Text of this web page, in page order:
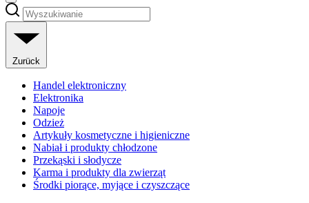
Zurück
Handel elektroniczny
Elektronika
Napoje
Odzież
Artykuły kosmetyczne i higieniczne
Nabiał i produkty chłodzone
Przekąski i słodycze
Karma i produkty dla zwierząt
Środki piorące, myjące i czyszczące